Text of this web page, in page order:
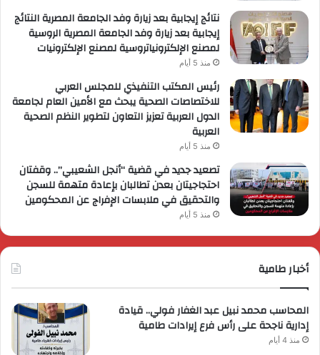
نتائج إيجابية بعد زيارة وفد الجامعة المصرية النتائج
إيجابية بعد زيارة وفد الجامعة المصرية الروسية
لمصنع الإلكترونياتروسية لمصنع الإلكترونيات
منذ 5 أيام
رئيس المكتب التنفيذي للمجلس العربي
للاختصاصات الصحية يبحث مع الأمين العام لجامعة
الدول العربية تعزيز التعاون لتطوير النظم الصحية
العربية
منذ 5 أيام
تصعيد جديد في قضية “أنجل الشعيبي”.. وقفتان
احتجاجيتان بعدن تطالبان بإعادة متهمة للسجن
والتحقيق في ملابسات الإفراج عن المحكومين
منذ 5 أيام
أخبار طامية
المحاسب محمد نبيل عبد الغفار فولي.. قيادة
إدارية ناجحة على رأس فرع إيرادات طامية
منذ 4 أيام